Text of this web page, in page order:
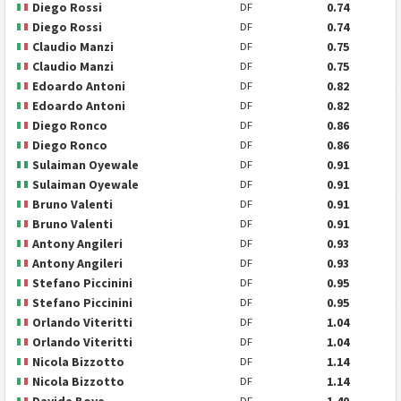
Diego Rossi DF
0.74
Diego Rossi
DF
0.74
Claudio Manzi
DF
0.75
Claudio Manzi
DF
0.75
Edoardo Antoni
DF
0.82
Edoardo Antoni
DF
0.82
Diego Ronco
DF
0.86
Diego Ronco
DF
0.86
Sulaiman Oyewale
DF
0.91
Sulaiman Oyewale
DF
0.91
Bruno Valenti
DF
0.91
Bruno Valenti
DF
0.91
Antony Angileri
DF
0.93
Antony Angileri
DF
0.93
Stefano Piccinini
DF
0.95
Stefano Piccinini
DF
0.95
Orlando Viteritti
DF
1.04
Orlando Viteritti
DF
1.04
Nicola Bizzotto
DF
1.14
Nicola Bizzotto
DF
1.14